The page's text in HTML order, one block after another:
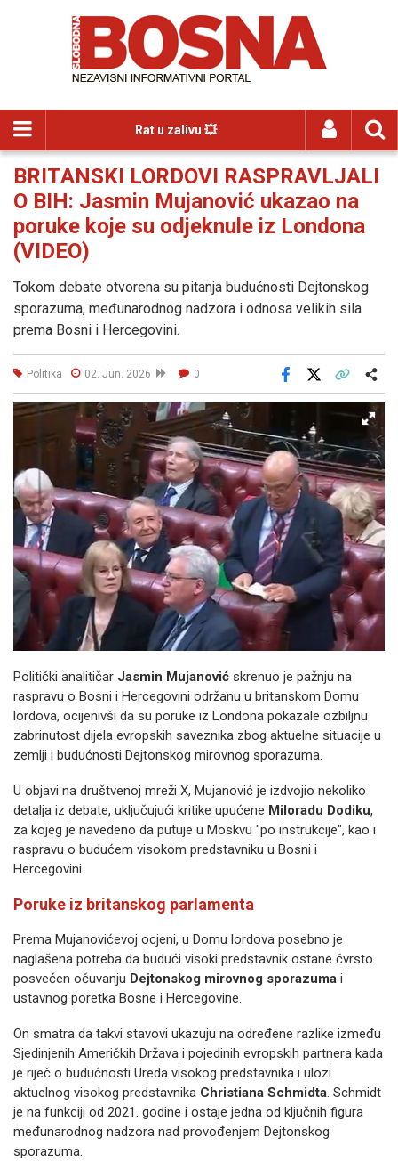
Rat u zalivu 💥
BRITANSKI LORDOVI RASPRAVLJALI
O BIH: Jasmin Mujanović ukazao na
poruke koje su odjeknule iz Londona
(VIDEO)
Tokom debate otvorena su pitanja budućnosti Dejtonskog
sporazuma, međunarodnog nadzora i odnosa velikih sila
prema Bosni i Hercegovini.
Politika 02. Jun. 2026 0
Facebook
Politički analitičar Jasmin Mujanović skrenuo je pažnju na
raspravu o Bosni i Hercegovini održanu u britanskom Domu
lordova, ocijenivši da su poruke iz Londona pokazale ozbiljnu
zabrinutost dijela evropskih saveznika zbog aktuelne situacije u
zemlji i budućnosti Dejtonskog mirovnog sporazuma.
U objavi na društvenoj mreži X, Mujanović je izdvojio nekoliko
detalja iz debate, uključujući kritike upućene Miloradu Dodiku,
za kojeg je navedeno da putuje u Moskvu "po instrukcije", kao i
raspravu o budućem visokom predstavniku u Bosni i
Hercegovini.
Poruke iz britanskog parlamenta
Prema Mujanovićevoj ocjeni, u Domu lordova posebno je
naglašena potreba da budući visoki predstavnik ostane čvrsto
posvećen očuvanju Dejtonskog mirovnog sporazuma i
ustavnog poretka Bosne i Hercegovine.
On smatra da takvi stavovi ukazuju na određene razlike između
Sjedinjenih Američkih Država i pojedinih evropskih partnera kada
je riječ o budućnosti Ureda visokog predstavnika i ulozi
aktuelnog visokog predstavnika Christiana Schmidta. Schmidt
je na funkciji od 2021. godine i ostaje jedna od ključnih figura
međunarodnog nadzora nad provođenjem Dejtonskog
sporazuma.